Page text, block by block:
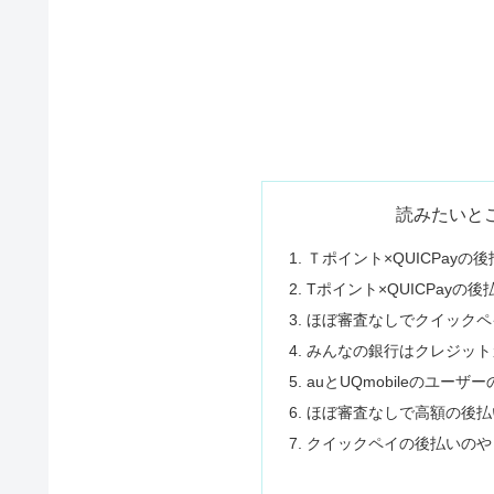
読みたいと
Ｔポイント×QUICPayの後
Tポイント×QUICPayの後
ほぼ審査なしでクイック
みんなの銀行はクレジッ
auとUQmobileのユーザー
ほぼ審査なしで高額の後
クイックペイの後払いの